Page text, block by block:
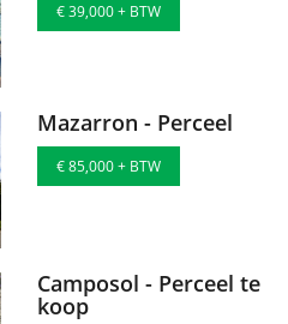
€ 39,000 + BTW
Mazarron - Perceel
€ 85,000 + BTW
Camposol - Perceel te
koop